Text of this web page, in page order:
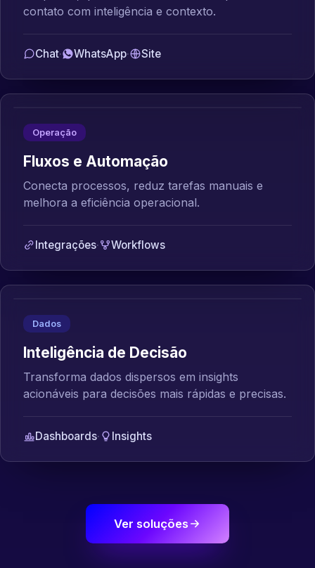
contato com inteligência e contexto.
Chat· WhatsApp· Site
Operação
Fluxos e Automação
Conecta processos, reduz tarefas manuais e
melhora a eficiência operacional.
Integrações· Workflows
Dados
Inteligência de Decisão
Transforma dados dispersos em insights
acionáveis para decisões mais rápidas e precisas.
Dashboards· Insights
Ver soluções